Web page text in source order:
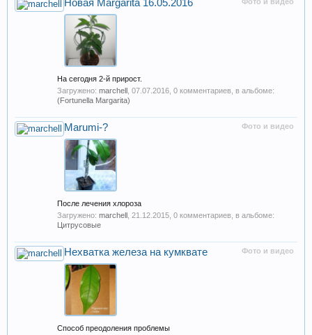
Новая Margarita 16.05.2016
На сегодня 2-й прирост.
Загружено: marchell 07.07.2016 , 0 комментариев, в альбоме:
(Fortunella Margarita)
Фото и видео
Marumi-?
После лечения хлороза
Загружено: marchell 21.12.2015 , 0 комментариев, в альбоме:
Цитрусовые
Фото и видео
Нехватка железа на кумквате
Способ преодоления проблемы